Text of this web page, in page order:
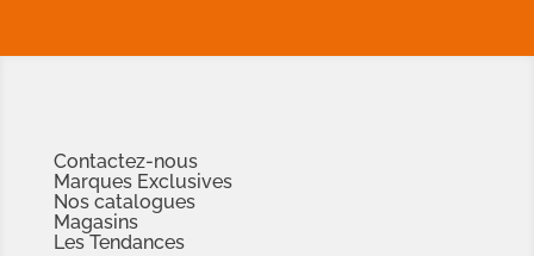
Contactez-nous
Marques Exclusives
Nos catalogues
Magasins
Les Tendances